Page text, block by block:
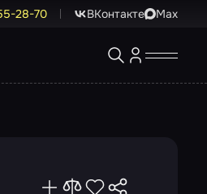
28-70 ВКонтакте Max